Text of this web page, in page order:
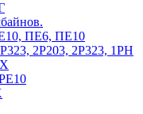
ПЕ6, ПЕ10
2Р203, 2Р323, 1РН